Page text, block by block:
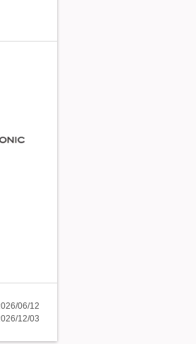
06/12
12/03